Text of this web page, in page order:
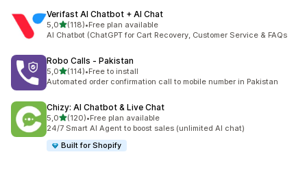
Verifast AI Chatbot + AI Chat
5,0z 5 hvězd
(118)
Celkový počet recenzí: 118
•Free plan available
AI Chatbot (ChatGPT for Cart Recovery, Customer Service & FAQs
Robo Calls ‑ Pakistan
5,0z 5 hvězd
(114)
Celkový počet recenzí: 114
•Free to install
Automated order confirmation call to mobile number in Pakistan
Chizy: AI Chatbot & Live Chat
5,0z 5 hvězd
(120)
Celkový počet recenzí: 120
•Free plan available
24/7 Smart AI Agent to boost sales (unlimited AI chat)
Built for Shopify